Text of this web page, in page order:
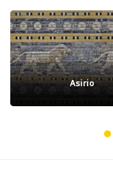
Asirio